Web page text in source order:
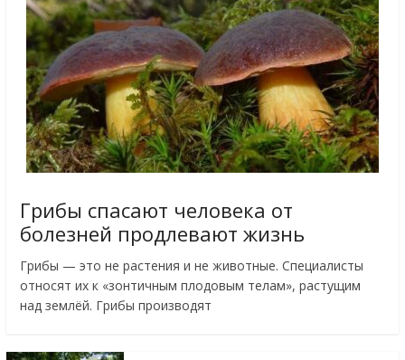
Грибы спасают человека от
болезней продлевают жизнь
Грибы — это не растения и не животные. Специалисты
относят их к «зонтичным плодовым телам», растущим
над землёй. Грибы производят